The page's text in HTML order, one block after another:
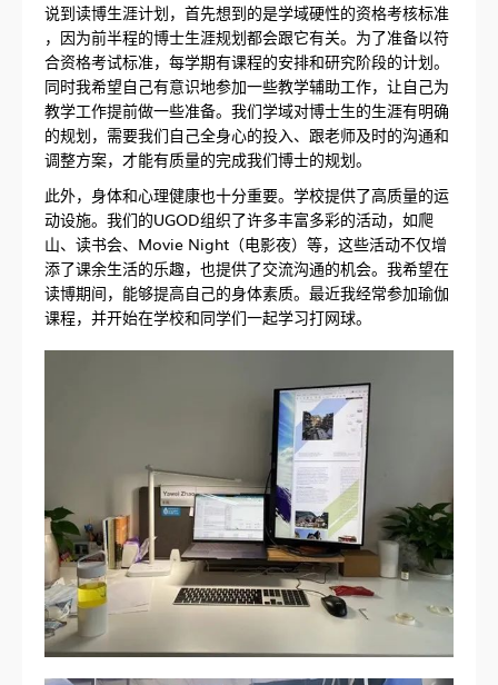
说到读博生涯计划，首先想到的是学域硬性的资格考核标准
，因为前半程的博士生涯规划都会跟它有关。为了准备以符
合资格考试标准，每学期有课程的安排和研究阶段的计划。
同时我希望自己有意识地参加一些教学辅助工作，让自己为
教学工作提前做一些准备。我们学域对博士生的生涯有明确
的规划，需要我们自己全身心的投入、跟老师及时的沟通和
调整方案，才能有质量的完成我们博士的规划。
此外，身体和心理健康也十分重要。学校提供了高质量的运
动设施。我们的UGOD组织了许多丰富多彩的活动，如爬
山、读书会、Movie Night（电影夜）等，这些活动不仅增
添了课余生活的乐趣，也提供了交流沟通的机会。我希望在
读博期间，能够提高自己的身体素质。最近我经常参加瑜伽
课程，并开始在学校和同学们一起学习打网球。